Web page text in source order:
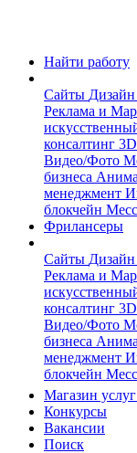
Найти работу
Сайты Дизайн
Реклама и
консалтинг
Видео/Фото
бизнеса
менеджмент
блокчейн
Фрилансеры
Сайты Дизайн
Реклама и
консалтинг
Видео/Фото
бизнеса
менеджмент
блокчейн
Магазин услуг
Конкурсы
Вакансии
Поиск